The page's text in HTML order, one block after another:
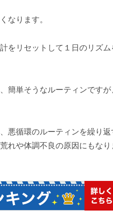
なります。
をリセットして１日のリズム
、簡単そうなルーティンです
悪循環のルーティンを繰り
れや体調不良の原因にもなり